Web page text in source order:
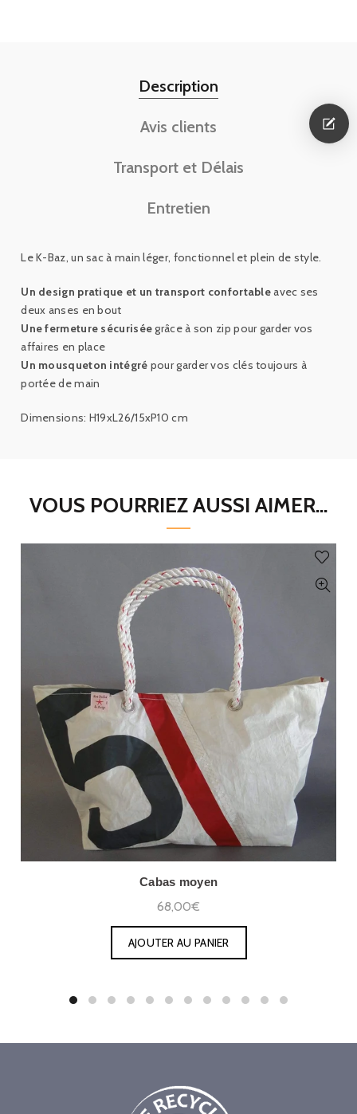
Description
Avis clients
Transport et Délais
Entretien
Le K-Baz, un sac à main léger, fonctionnel et plein de style.
Un design pratique et un transport confortableavec ses
deux anses en bout
Une fermeture sécuriséegrâce à son zip pour garder vos
affaires en place
Un mousqueton intégré pour garder vos clés toujours à
portée de main
Dimensions: H19xL26/15xP10 cm
VOUS POURRIEZ AUSSI AIMER...
Cabas moyen
68,00€
AJOUTER AU PANIER